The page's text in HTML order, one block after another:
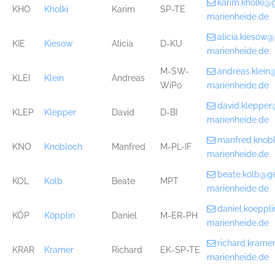
KHO Kholki Karim SP-TE
marienheide.de
KIE Kiesow Alicia D-KU
marienheide.de
KLEI Klein Andreas
M-SW-
WiPo
marienheide.de
KLEP Klepper David D-BI
marienheide.de
KNO Knobloch Manfred M-PL-IF
marienheide.de
KOL Kolb Beate MPT
marienheide.de
KÖP Köpplin Daniel M-ER-PH
marienheide.de
KRAR Kramer Richard EK-SP-TE
marienheide.de